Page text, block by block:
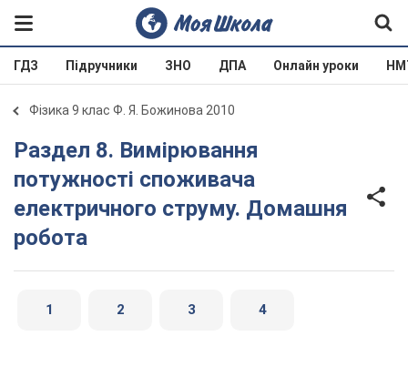
ГДЗ Підручники ЗНО ДПА Онлайн уроки
Фізика 9 клас Ф. Я. Божинова 2010
Раздел 8. Вимірювання
потужності споживача
електричного струму. Домашня
робота
1 2 3 4